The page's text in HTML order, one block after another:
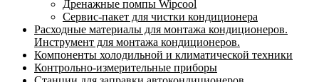
Дренажные помпы Wipcool
Сервис-пакет для чистки кондиционера
Расходные материалы для монтажа кондиционеров.
Инструмент для монтажа кондиционеров.
Компоненты холодильной и климатической техники
Контрольно-измерительные приборы